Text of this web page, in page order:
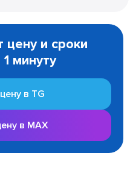
и сроки
минуту
в TG
в MAX